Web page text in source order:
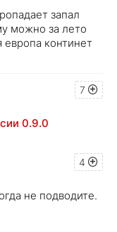
запал
можно за лето
европа континет
7
0.9.0
4
не подводите.